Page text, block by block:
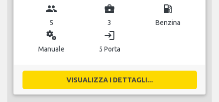
group
5
business_center
3
local_gas_station
Benzina
miscellaneous_services
Manuale
login
5 Porta
VISUALIZZA I DETTAGLI...